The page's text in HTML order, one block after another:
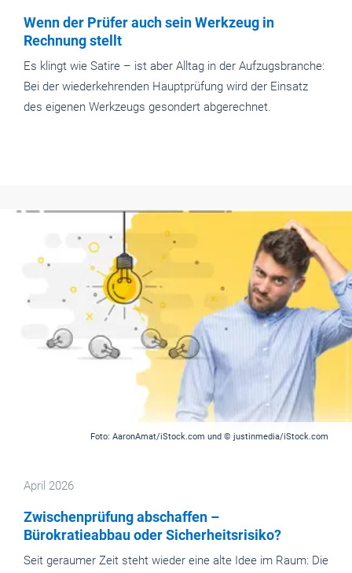
Wenn der Prüfer auch sein Werkzeug in
Rechnung stellt
Es klingt wie Satire – ist aber Alltag in der Aufzugsbranche:
Bei der wiederkehrenden Hauptprüfung wird der Einsatz
des eigenen Werkzeugs gesondert abgerechnet.
Foto: AaronAmat/iStock.com und © justinmedia/iStock.com
April 2026
Zwischenprüfung abschaffen –
Bürokratieabbau oder Sicherheitsrisiko?
Seit geraumer Zeit steht wieder eine alte Idee im Raum: Die